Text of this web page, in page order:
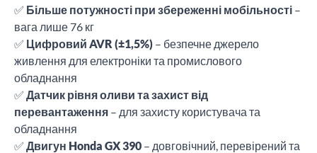
✅ Більше потужності при збереженні мобільності –
вага лише 76 кг
✅ Цифровий AVR (±1,5%) – безпечне джерело
живлення для електроніки та промислового
обладнання
✅ Датчик рівня оливи та захист від
перевантаження – для захисту користувача та
обладнання
✅ Двигун Honda GX 390 – довговічний, перевірений та